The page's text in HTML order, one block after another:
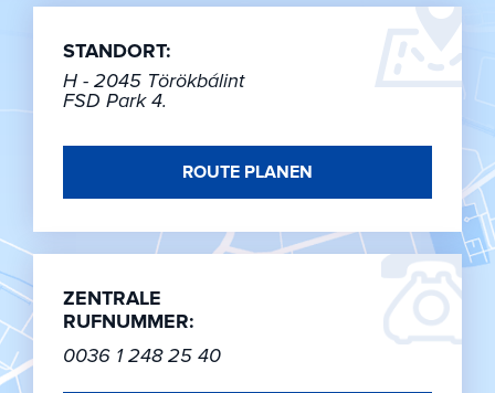
STANDORT:
H - 2045 Törökbálint
FSD Park 4.
ROUTE PLANEN
ZENTRALE
RUFNUMMER:
0036 1 248 25 40